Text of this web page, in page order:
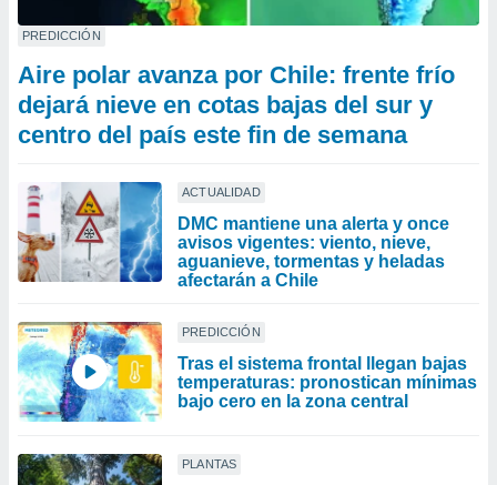
PREDICCIÓN
Aire polar avanza por Chile: frente frío
dejará nieve en cotas bajas del sur y
centro del país este fin de semana
ACTUALIDAD
DMC mantiene una alerta y once
avisos vigentes: viento, nieve,
aguanieve, tormentas y heladas
afectarán a Chile
PREDICCIÓN
Tras el sistema frontal llegan bajas
temperaturas: pronostican mínimas
bajo cero en la zona central
PLANTAS